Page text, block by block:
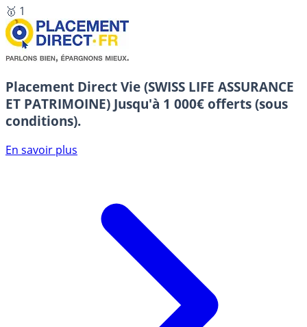
🥇 1
Placement Direct Vie (SWISS LIFE ASSURANCE
ET PATRIMOINE) Jusqu'à 1 000€ offerts (sous
conditions).
En savoir plus